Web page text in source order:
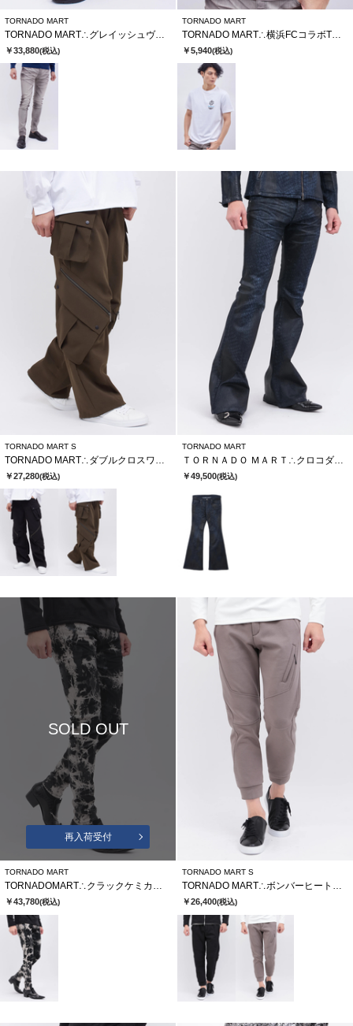
TORNADO MART
TORNADO MART∴グレイッシュヴィンテージスキニーデニム
￥33,880(税込)
TORNADO MART
￥5,940(税込)
TORNADO MART S
TORNADO MART∴ダブルクロスワイドカーゴパンツ
￥27,280(税込)
TORNADO MART
ＴＯＲＮＡＤＯ ＭＡＲＴ∴クロコダイルコーティングベルボトム
￥49,500(税込)
SOLD OUT
再入荷受付
TORNADO MART
TORNADOMART∴クラックケミカルブリーチスキニーデニム
￥43,780(税込)
TORNADO MART S
TORNADO MART∴ボンバーヒートキュビズムパンツ
￥26,400(税込)